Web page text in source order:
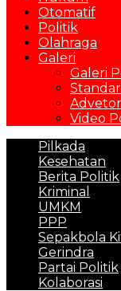
Otomatif
Politik
Olahraga
Galeri
Galeri
Video
Pilkada
Kesehatan
Berita Politik
Kriminal
UMKM
PPP
Sepakbola
Gerindra
Partai Politik
Kolaborasi